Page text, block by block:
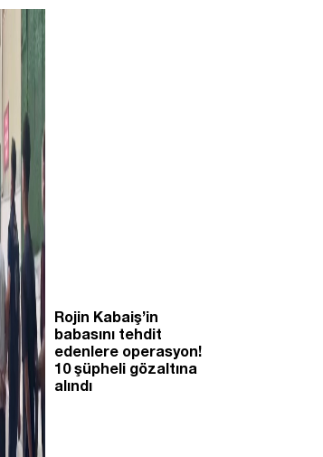
Rojin Kabaiş’in
babasını tehdit
edenlere operasyon!
10 şüpheli gözaltına
alındı